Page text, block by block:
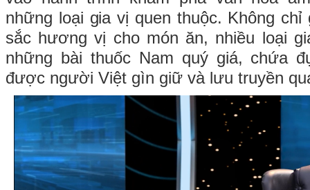
những loại gia vị quen thuộc. Không chỉ
sắc hương vị cho món ăn, nhiều loại
những bài thuốc Nam quý giá, chứa
được người Việt gìn giữ và lưu truyền